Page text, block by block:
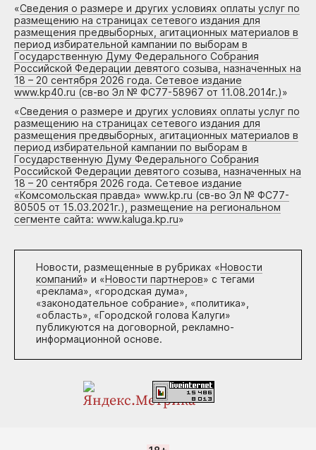
«Сведения о размере и других условиях оплаты услуг по
размещению на страницах сетевого издания для
размещения предвыборных, агитационных материалов в
период избирательной кампании по выборам в
Государственную Думу Федерального Собрания
Российской Федерации девятого созыва, назначенных на
18 – 20 сентября 2026 года. Сетевое издание
www.kp40.ru (св-во Эл № ФС77-58967 от 11.08.2014г.)»
«Сведения о размере и других условиях оплаты услуг по
размещению на страницах сетевого издания для
размещения предвыборных, агитационных материалов в
период избирательной кампании по выборам в
Государственную Думу Федерального Собрания
Российской Федерации девятого созыва, назначенных на
18 – 20 сентября 2026 года. Сетевое издание
«Комсомольская правда» www.kp.ru (св-во Эл № ФС77-
80505 от 15.03.2021г.), размещение на региональном
сегменте сайта: www.kaluga.kp.ru»
Новости, размещенные в рубриках «Новости
компаний» и «Новости партнеров» с тегами
«реклама», «городская дума»,
«законодательное собрание», «политика»,
«область», «Городской голова Калуги»
публикуются на договорной, рекламно-
информационной основе.